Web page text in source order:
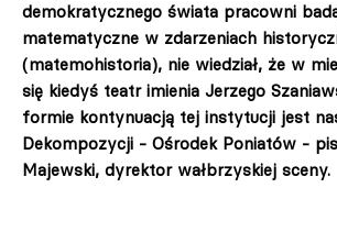
demokratycznego świata pracowni
matematyczne w zdarzeniach
(matemohistoria), nie wiedział, że w
się kiedyś teatr imienia Jerzego
formie kontynuacją tej instytucji jest
Dekompozycji - Ośrodek Poniatów -
Majewski, dyrektor wałbrzyskiej sceny.